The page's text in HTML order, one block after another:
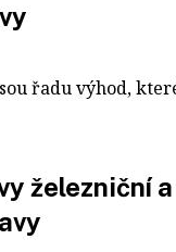
řadu výhod,
železniční a